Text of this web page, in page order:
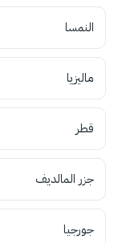
النمسا
ماليزيا
قطر
جزر المالديف
جورجيا